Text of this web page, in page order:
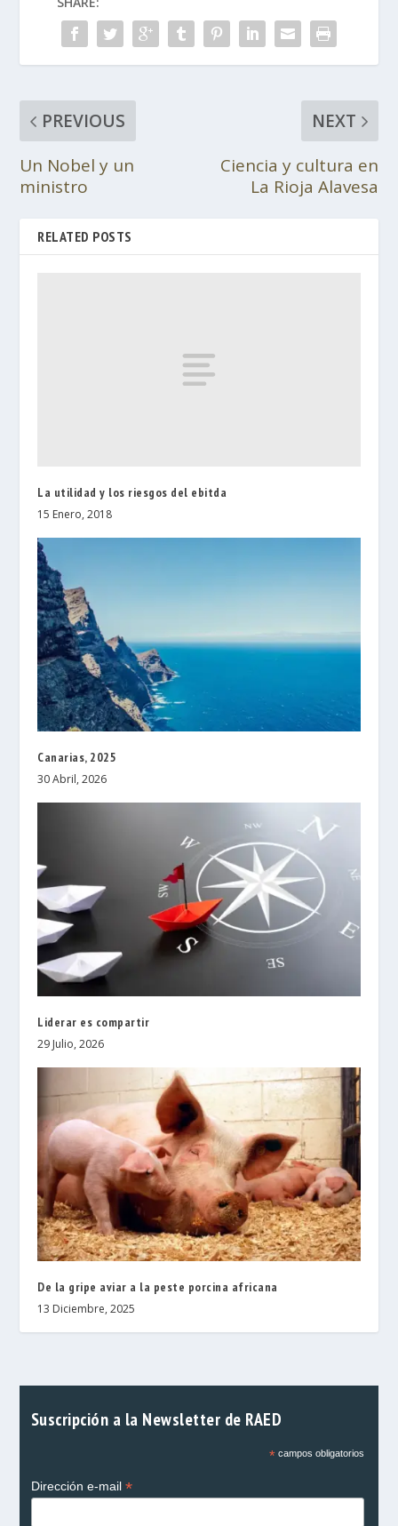
PREVIOUS
Un Nobel y un
ministro
NEXT
Ciencia y cultura en
La Rioja Alavesa
RELATED POSTS
La utilidad y los riesgos del ebitda
15 Enero, 2018
Canarias, 2025
30 Abril, 2026
Liderar es compartir
29 Julio, 2026
De la gripe aviar a la peste porcina africana
13 Diciembre, 2025
Suscripción a la Newsletter de RAED
*campos obligatorios
Dirección e-mail *